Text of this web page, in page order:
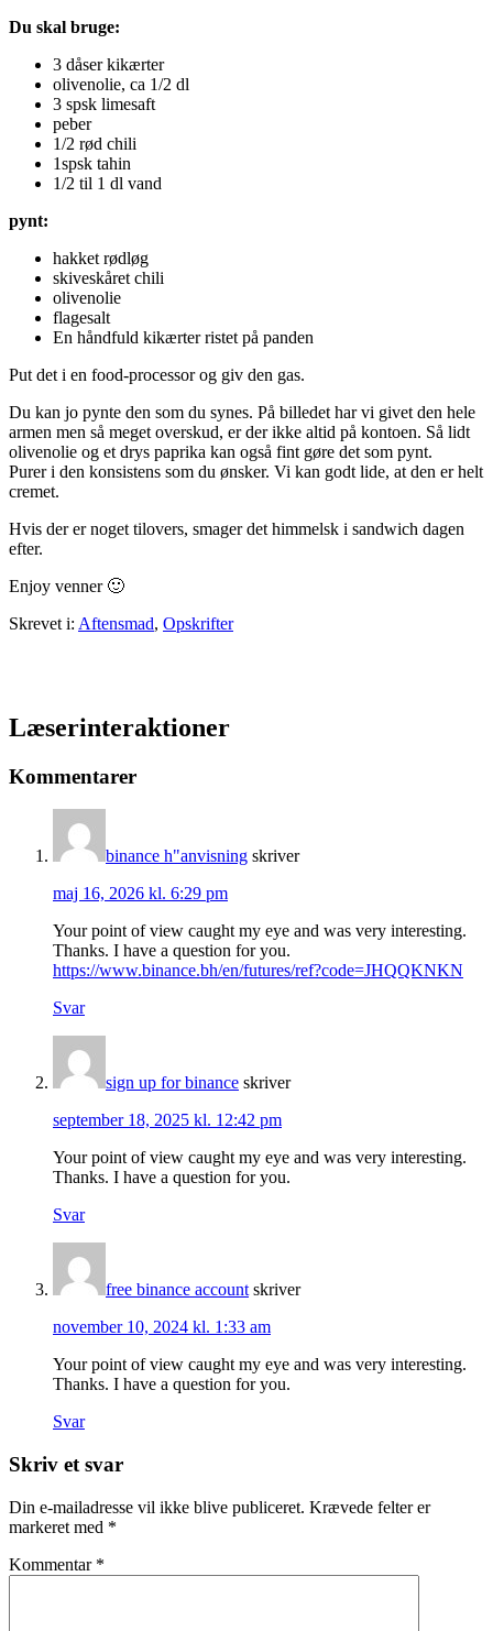
Du skal bruge:
3 dåser kikærter
olivenolie, ca 1/2 dl
3 spsk limesaft
peber
1/2 rød chili
1spsk tahin
1/2 til 1 dl vand
pynt:
hakket rødløg
skiveskåret chili
olivenolie
flagesalt
En håndfuld kikærter ristet på panden
Put det i en food-processor og giv den gas.
Du kan jo pynte den som du synes. På billedet har vi givet den hele
armen men så meget overskud, er der ikke altid på kontoen. Så lidt
olivenolie og et drys paprika kan også fint gøre det som pynt.
Purer i den konsistens som du ønsker. Vi kan godt lide, at den er helt
cremet.
Hvis der er noget tilovers, smager det himmelsk i sandwich dagen
efter.
Enjoy venner 🙂
Skrevet i: Aftensmad, Opskrifter
Læserinteraktioner
Kommentarer
binance h"anvisning skriver
maj 16, 2026 kl. 6:29 pm
Your point of view caught my eye and was very interesting.
Thanks. I have a question for you.
https://www.binance.bh/en/futures/ref?code=JHQQKNKN
Svar
sign up for binance skriver
september 18, 2025 kl. 12:42 pm
Your point of view caught my eye and was very interesting.
Thanks. I have a question for you.
Svar
free binance account skriver
november 10, 2024 kl. 1:33 am
Your point of view caught my eye and was very interesting.
Thanks. I have a question for you.
Svar
Skriv et svar
Din e-mailadresse vil ikke blive publiceret. Krævede felter er
markeret med *
Kommentar *